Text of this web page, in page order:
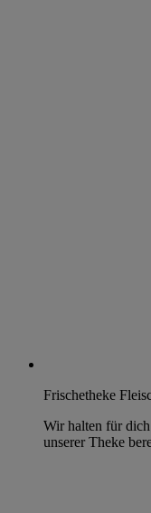
Frischetheke
Wir halten für
unserer Theke